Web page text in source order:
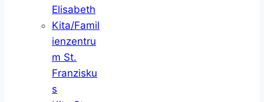
Elisabeth
Kita/Famil
ienzentru
m St.
Franzisku
s